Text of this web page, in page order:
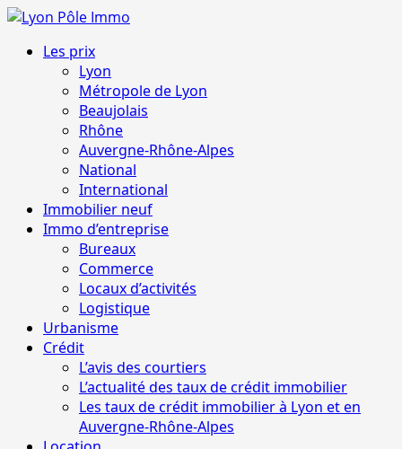
Aller
contenu
Menu
principal
Les prix
Lyon
Métropole de Lyon
Beaujolais
Rhône
Auvergne-Rhône-Alpes
National
International
Immobilier neuf
Immo d’entreprise
Bureaux
Commerce
Locaux d’activités
Logistique
Urbanisme
Crédit
L’avis des courtiers
L’actualité des taux de crédit immobilier
Les taux de crédit immobilier à Lyon et en
Auvergne-Rhône-Alpes